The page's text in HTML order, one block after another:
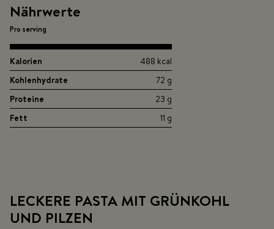
Nährwerte
Pro serving
Kalorien
488 kcal
Kohlenhydrate
72 g
Proteine
23 g
Fett
11 g
LECKERE PASTA MIT GRÜNKOHL
UND PILZEN